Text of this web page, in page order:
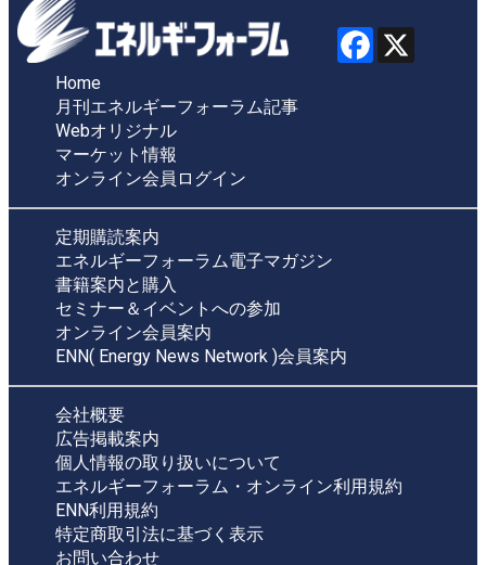
Home
月刊エネルギーフォーラム記事
Webオリジナル
マーケット情報
オンライン会員ログイン
定期購読案内
エネルギーフォーラム電子マガジン
書籍案内と購入
セミナー＆イベントへの参加
オンライン会員案内
ENN( Energy News Network )会員案内
会社概要
広告掲載案内
個人情報の取り扱いについて
エネルギーフォーラム・オンライン利用規約
ENN利用規約
特定商取引法に基づく表示
お問い合わせ